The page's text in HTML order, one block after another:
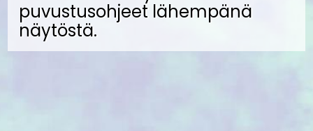
puvustusohjeet lähempänä
näytöstä.